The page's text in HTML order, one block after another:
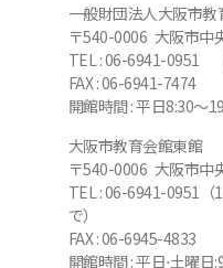
一般財団法人大阪市教
〒540-0006 大阪市中
TEL : 06-6941-0951
FAX : 06-6941-7474
開館時間 : 平日8:30～
大阪市教育会館東館
〒540-0006 大阪市中
TEL : 06-6941-0951（
で）
FAX : 06-6945-4833
開館時間 : 平日⋅土曜日